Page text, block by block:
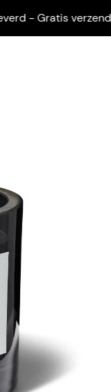
Gratis verzending